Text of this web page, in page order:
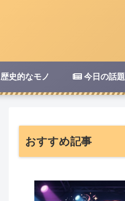
歴史的なモノ 今日の話題
おすすめ記事